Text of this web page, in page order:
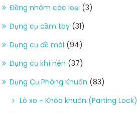
Đồng nhôm các loại (3)
Dụng cụ cầm tay (31)
Dụng cụ đồ mài (94)
Dụng cụ khí nén (37)
Dụng Cụ Phòng Khuôn (83)
Lò xo - Khóa khuôn (Parting Lock)